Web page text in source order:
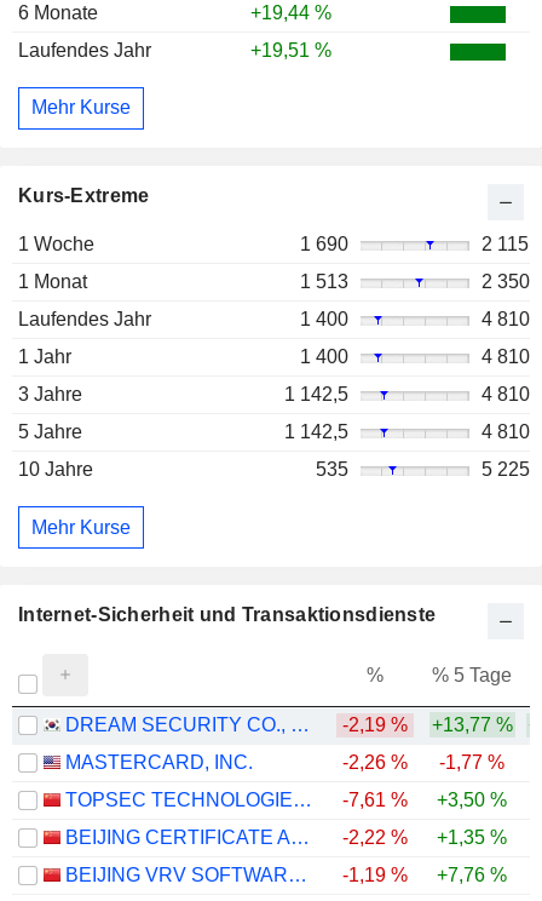
6 Monate
+19,44 %
Laufendes Jahr
+19,51 %
Mehr Kurse
Kurs-Extreme
1 Woche 1 690
2 115
1 Monat
1 513
2 350
Laufendes Jahr
1 400
4 810
1 Jahr
1 400
4 810
3 Jahre
1 142,5
4 810
5 Jahre
1 142,5
4 810
10 Jahre
535 5 225
Mehr Kurse
Internet-Sicherheit und Transaktionsdienste
% % 5 Tage
DREAM SECURITY CO., LTD. -2,19 % +13,77 %
MASTERCARD, INC.
-2,26 % -1,77 %
TOPSEC TECHNOLOGIES GROUP INC.
-7,61 % +3,50 %
BEIJING CERTIFICATE AUTHORITY CO.,LTD.
-2,22 % +1,35 %
BEIJING VRV SOFTWARE CORPORATION LIMITED
-1,19 % +7,76 %